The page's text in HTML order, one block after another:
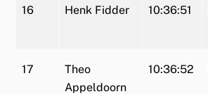
16 Henk Fidder 10:36:51
17
Theo
Appeldoorn
10:36:52